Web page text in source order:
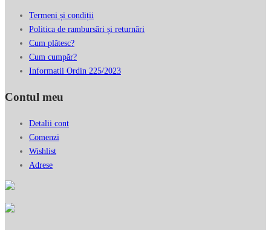
Termeni și condiții
Politica de rambursări și returnări
Cum plătesc?
Cum cumpăr?
Informatii Ordin 225/2023
Contul meu
Detalii cont
Comenzi
Wishlist
Adrese